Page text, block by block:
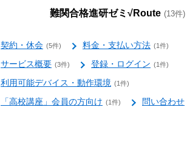
難関合格進研ゼミ√Route (13件)
契約・休会 (5件) 料金・支払い方法 (1件)
サービス概要 (3件) 登録・ログイン (1件)
利用可能デバイス・動作環境 (1件)
「高校講座」会員の方向け (1件) 問い合わせ